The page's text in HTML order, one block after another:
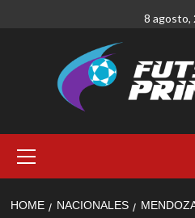
8 agosto,
Menu
HOME NACIONALES